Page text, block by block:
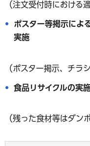
（注文受付時における
ポスター等掲示によ
実施
（ポスター掲示、チラ
食品リサイクルの実
（残った食材等はダン